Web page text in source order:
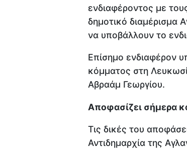
ενδιαφέροντος με
δημοτικό διαμέρισμα
να υποβάλλουν το
Επίσημο ενδιαφέρον
κόμματος στη
Αβραάμ Γεωργίου.
Αποφασίζει σήμερα
Τις δικές του
Αντιδημαρχία της